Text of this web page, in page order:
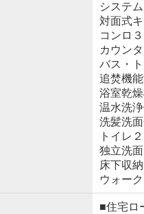
システ
対面式
コンロ
カウン
バス・
追焚機
浴室乾
温水洗
洗髪洗
トイレ
独立洗
床下収納
ウォー
■住宅ロ